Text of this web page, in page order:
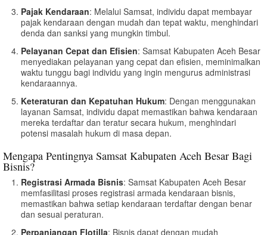
Pajak Kendaraan: Melalui Samsat, individu dapat membayar
pajak kendaraan dengan mudah dan tepat waktu, menghindari
denda dan sanksi yang mungkin timbul.
Pelayanan Cepat dan Efisien: Samsat Kabupaten Aceh Besar
menyediakan pelayanan yang cepat dan efisien, meminimalkan
waktu tunggu bagi individu yang ingin mengurus administrasi
kendaraannya.
Keteraturan dan Kepatuhan Hukum: Dengan menggunakan
layanan Samsat, individu dapat memastikan bahwa kendaraan
mereka terdaftar dan teratur secara hukum, menghindari
potensi masalah hukum di masa depan.
Mengapa Pentingnya Samsat Kabupaten Aceh Besar Bagi
Bisnis?
Registrasi Armada Bisnis: Samsat Kabupaten Aceh Besar
memfasilitasi proses registrasi armada kendaraan bisnis,
memastikan bahwa setiap kendaraan terdaftar dengan benar
dan sesuai peraturan.
Perpanjangan Flotilla: Bisnis dapat dengan mudah